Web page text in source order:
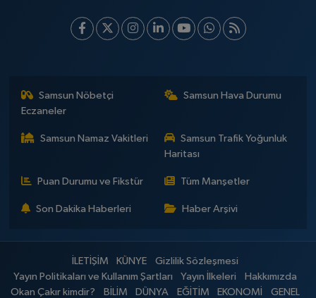
Samsun Nöbetçi
Eczaneler
Samsun Hava Durumu
Samsun Namaz Vakitleri
Samsun Trafik Yoğunluk
Haritası
Puan Durumu ve Fikstür Tüm Manşetler
Son Dakika Haberleri Haber Arşivi
İLETİŞİM KÜNYE
Gizlilik Sözleşmesi
Yayın Politikaları ve Kullanım Şartları
Yayın İlkeleri
Hakkımızda
Okan Çakır kimdir?
BİLİM DÜNYA EĞİTİM EKONOMİ GENEL